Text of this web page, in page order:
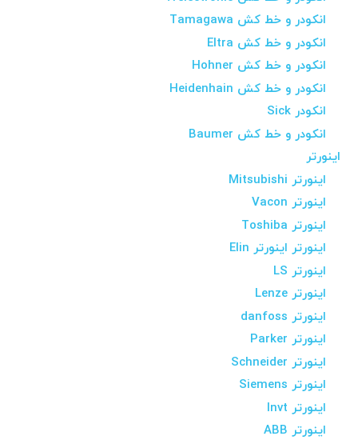
انکودر و خط کش Tamagawa
انکودر و خط کش Eltra
انکودر و خط کش Hohner
انکودر و خط کش Heidenhain
انکودر Sick
انکودر و خط کش Baumer
اینورتر
اینورتر Mitsubishi
اینورتر Vacon
اینورتر Toshiba
اینورتر اینورتر Elin
اینورتر LS
اینورتر Lenze
اینورتر danfoss
اینورتر Parker
اینورتر Schneider
اینورتر Siemens
اینورتر Invt
اینورتر ABB